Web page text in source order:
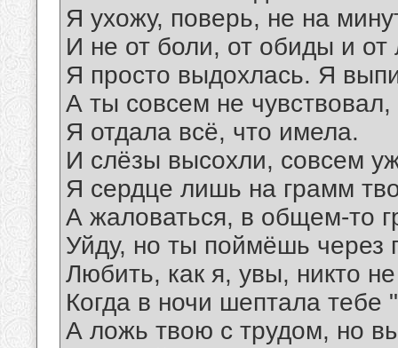
Я ухожу, поверь, не на
И не от боли, от обиды и от
Я просто выдохлась. Я
А ты совсем не
Я отдала всё, что имела.
И слёзы высохли, совсем
Я сердце лишь на грамм
А жаловаться, в общем-то
Уйду, но ты поймёшь через
Любить, как я, увы, никто
Когда в ночи шептала тебе
А ложь твою с трудом, но